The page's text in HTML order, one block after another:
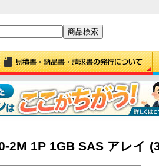
1P 1GB SAS アレイ